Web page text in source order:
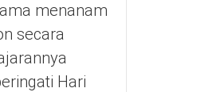
menanam
secara
Hari